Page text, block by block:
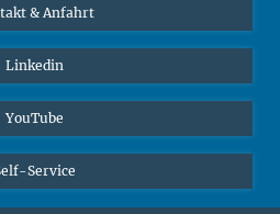
& Anfahrt
Linkedin
YouTube
Service